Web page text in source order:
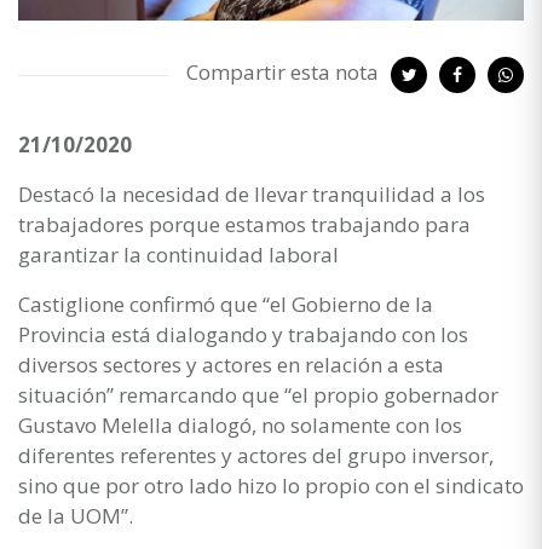
Compartir esta nota
21/10/2020
Destacó la necesidad de llevar tranquilidad a los
trabajadores porque estamos trabajando para
garantizar la continuidad laboral
Castiglione confirmó que “el Gobierno de la
Provincia está dialogando y trabajando con los
diversos sectores y actores en relación a esta
situación” remarcando que “el propio gobernador
Gustavo Melella dialogó, no solamente con los
diferentes referentes y actores del grupo inversor,
sino que por otro lado hizo lo propio con el sindicato
de la UOM”.